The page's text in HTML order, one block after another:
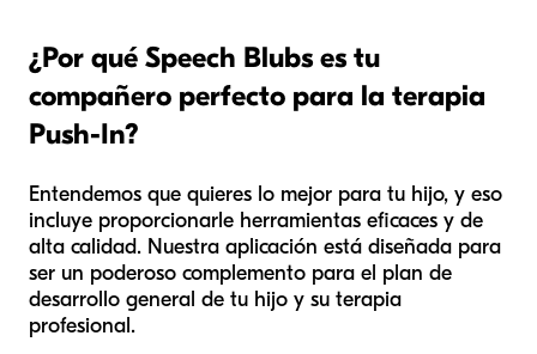
¿Por qué Speech Blubs es tu
compañero perfecto para la terapia
Push-In?
Entendemos que quieres lo mejor para tu hijo, y eso
incluye proporcionarle herramientas eficaces y de
alta calidad. Nuestra aplicación está diseñada para
ser un poderoso complemento para el plan de
desarrollo general de tu hijo y su terapia
profesional.